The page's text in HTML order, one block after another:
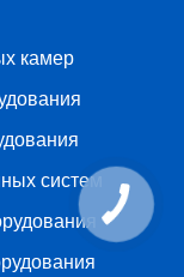
камер
систем